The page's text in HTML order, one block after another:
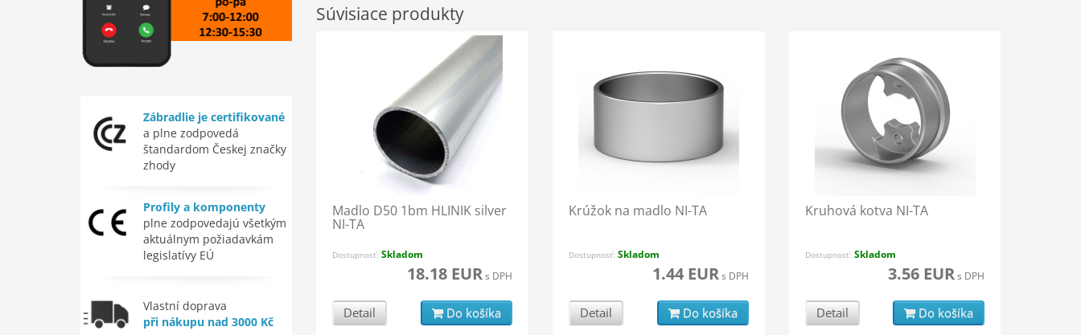
Zábradlie je certifikované
a plne zodpovedá
štandardom Českej značky
zhody
Profily a komponenty
plne zodpovedajú všetkým
aktuálnym požiadavkám
legislatívy EÚ
Vlastní doprava
při nákupu nad 3000 Kč
Súvisiace produkty
Madlo D50 1bm HLINIK silver
NI-TA
Dostupnosť:Skladom
18.18 EURs DPH
Detail Do košíka
Krúžok na madlo NI-TA
Dostupnosť: Skladom
1.44 EURs DPH
Detail Do košíka
Kruhová kotva NI-TA
Dostupnosť: Skladom
3.56 EURs DPH
Detail Do košíka